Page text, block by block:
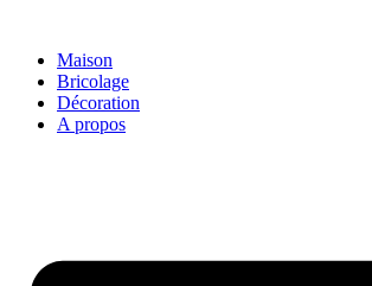
contenuMaison
Bricolage
Décoration
A propos